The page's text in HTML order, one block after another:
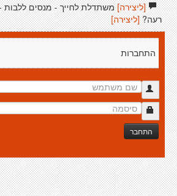
[ליצירה]משתדלת לחייך - מנסים
רעה? [ליצירה]
התחברות
התחבר